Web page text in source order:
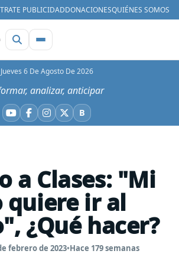
PUBLICIDADDONACIONESQUIÉNES SOMOS
Jueves 6 De Agosto De 2026
analizar, anticipar
YouTube
Facebook
Instagram
X BBluesky
a Clases: "Mi
quiere ir al
¿Qué hacer?
febrero de 2023•Hace 179 semanas